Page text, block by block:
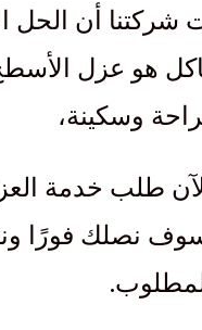
أن الحل
هو عزل
وسكينة،
طلب خدمة
نصلك فورًا